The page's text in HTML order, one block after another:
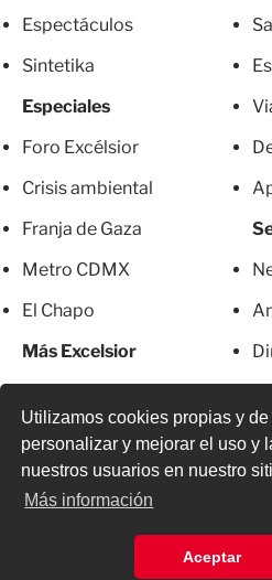
Utilizamos cookies propias y de
personalizar y mejorar el uso y
nuestros usuarios en nuestro
Más información
Aceptar
Espectáculos
Sintetika
Especiales
Foro Excélsior
Crisis ambiental
Franja de Gaza
Metro CDMX
El Chapo
Más Excelsior
© 2026 Todos los derechos
o parcial, incluyendo